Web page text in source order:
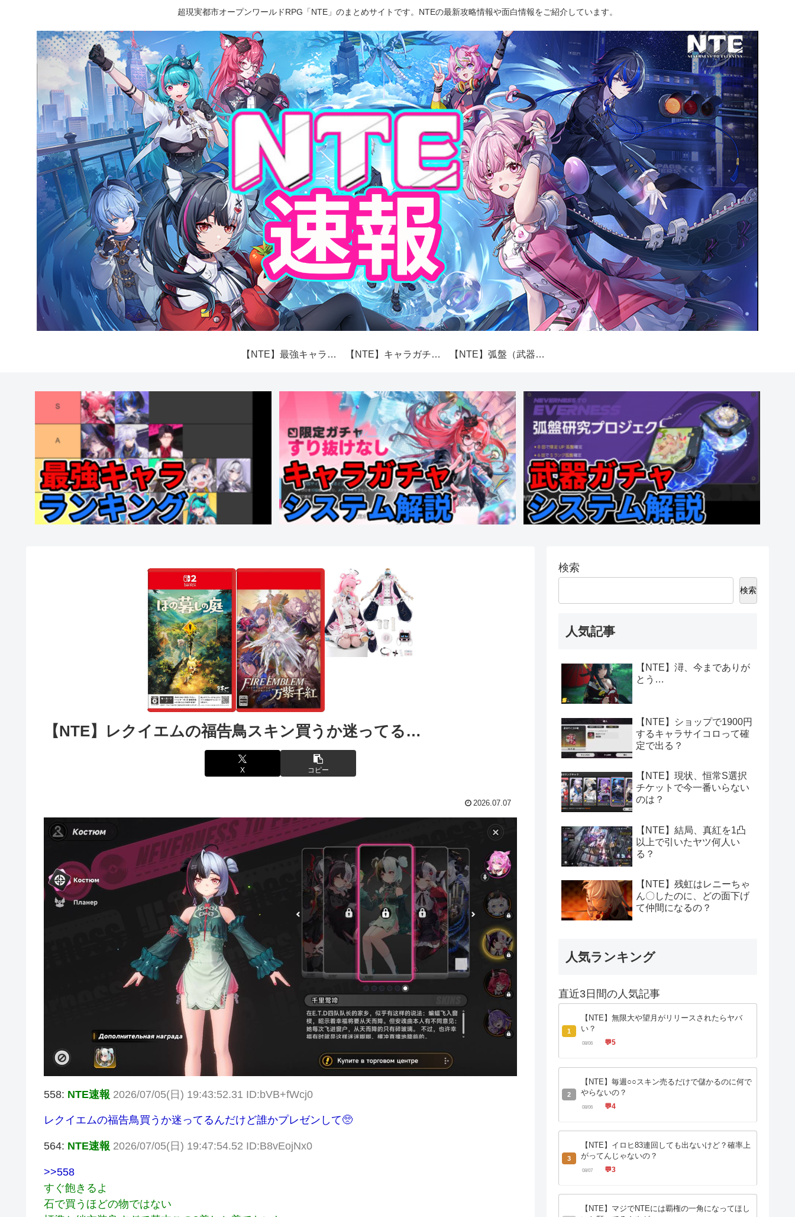
超現実都市オープンワールドRPG「NTE」のまとめサイトです。NTEの最新攻略情報や面白情報をご紹介しています。
【NTE】最強キャラランキング【性能】 【NTE】キャラガチャ（スカボロー市場）システム解説 【NTE】弧盤（武器）ガチャシステム解説
【NTE】レクイエムの福告鳥スキン買うか迷ってる…
X コピー
2026.07.07
558: NTE速報 2026/07/05(日) 19:43:52.31 ID:bVB+fWcj0
レクイエムの福告鳥買うか迷ってるんだけど誰かプレゼンして🥺
564: NTE速報 2026/07/05(日) 19:47:54.52 ID:B8vEojNx0
>>558
すぐ飽きるよ
石で買うほどの物ではない
検索
検索
人気記事
【NTE】潯、今までありが
とう…
【NTE】ショップで1900円
するキャラサイコロって確
定で出る？
【NTE】現状、恒常S選択
チケットで今一番いらない
のは？
【NTE】結局、真紅を1凸
以上で引いたヤツ何人い
る？
【NTE】残虹はレニーちゃ
ん〇したのに、どの面下げ
て仲間になるの？
人気ランキング
直近3日間の人気記事
1
【NTE】無限大や望月がリリースされたらヤバ
い？
08/06 💬5
2
【NTE】毎週○○スキン売るだけで儲かるのに何で
やらないの？
08/06 💬4
3
【NTE】イロヒ83連回しても出ないけど？確率上
がってんじゃないの？
08/07 💬3
【NTE】マジでNTEには覇権の一角になってほし